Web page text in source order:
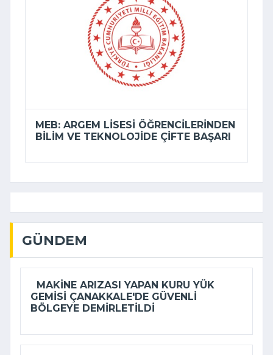
MEB: ARGEM LISESI ÖĞRENCILERINDEN
BILIM VE TEKNOLOJIDE ÇIFTE BAŞARI
GÜNDEM
MAKINE ARIZASI YAPAN KURU YÜK
GEMISI ÇANAKKALE'DE GÜVENLI
BÖLGEYE DEMIRLETILDI